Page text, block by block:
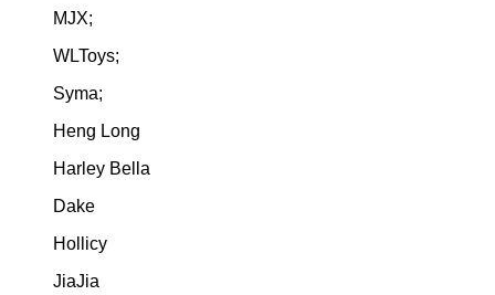
MJX;
WLToys;
Syma;
Heng Long
Harley Bella
Dake
Hollicy
JiaJia